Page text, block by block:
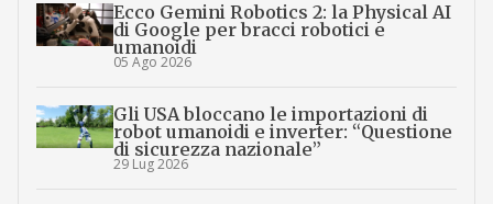
Ecco Gemini Robotics 2: la Physical AI
di Google per bracci robotici e
umanoidi
05 Ago 2026
Gli USA bloccano le importazioni di
robot umanoidi e inverter: “Questione
di sicurezza nazionale”
29 Lug 2026